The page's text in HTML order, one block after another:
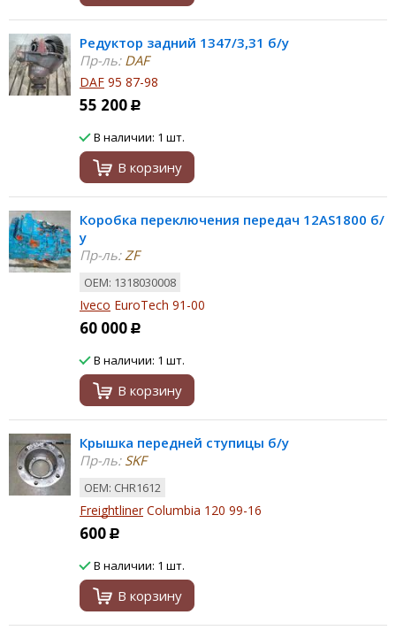
Редуктор задний 1347/3,31 б/у
Пр-ль:DAF
DAF 95 87-98
55 200 Р
В наличии: 1 шт.
В корзину
Коробка переключения передач 12AS1800 б/
у
Пр-ль:ZF
ОЕМ: 1318030008
Iveco EuroTech 91-00
60 000 Р
В наличии: 1 шт.
В корзину
Крышка передней ступицы б/у
Пр-ль:SKF
ОЕМ: CHR1612
FreightlinerColumbia 120 99-16
600 Р
В наличии: 1 шт.
В корзину